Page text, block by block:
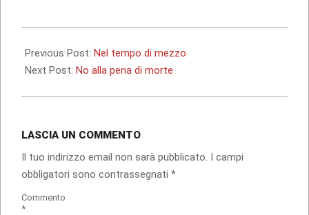
09-
06
Previous Post: Nel tempo di mezzo
Next Post: No alla pena di morte
LASCIA UN COMMENTO
Il tuo indirizzo email non sarà pubblicato. I campi
obbligatori sono contrassegnati *
Commento
*